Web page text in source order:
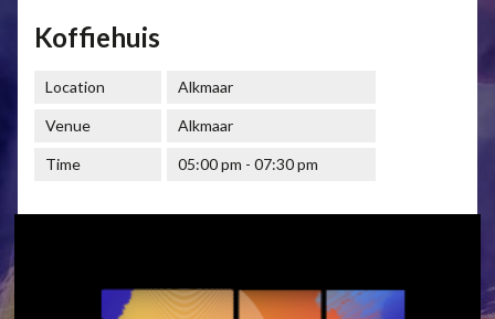
Koffiehuis
Location Alkmaar
Venue Alkmaar
Time 05:00 pm - 07:30 pm